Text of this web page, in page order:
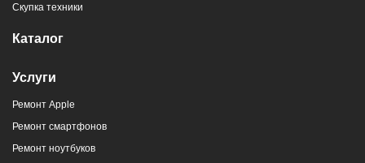
Скупка техники
Каталог
Услуги
Ремонт Apple
Ремонт смартфонов
Ремонт ноутбуков